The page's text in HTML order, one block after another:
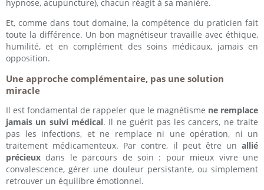
hypnose, acupuncture), chacun réagit à sa manière.
Et, comme dans tout domaine, la compétence du praticien fait
toute la différence. Un bon magnétiseur travaille avec éthique,
humilité, et en complément des soins médicaux, jamais en
opposition.
Une approche complémentaire, pas une solution
miracle
Il est fondamental de rappeler que le magnétisme ne remplace
jamais un suivi médical. Il ne guérit pas les cancers, ne traite
pas les infections, et ne remplace ni une opération, ni un
traitement médicamenteux. Par contre, il peut être un allié
précieux dans le parcours de soin : pour mieux vivre une
convalescence, gérer une douleur persistante, ou simplement
retrouver un équilibre émotionnel.